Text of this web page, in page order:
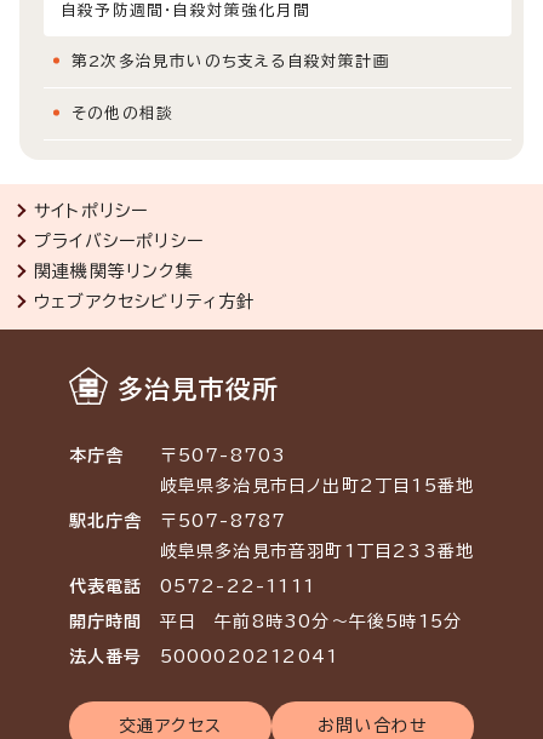
自殺予防週間・自殺対策強化月間
第2次多治見市いのち支える自殺対策計画
その他の相談
サイトポリシー
プライバシーポリシー
関連機関等リンク集
ウェブアクセシビリティ方針
多治見市役所
本庁舎
〒507-8703
岐阜県多治見市日ノ出町2丁目15番地
駅北庁舎
〒507-8787
岐阜県多治見市音羽町1丁目233番地
代表電話 0572-22-1111
開庁時間 平日 午前8時30分～午後5時15分
法人番号 5000020212041
交通アクセス お問い合わせ